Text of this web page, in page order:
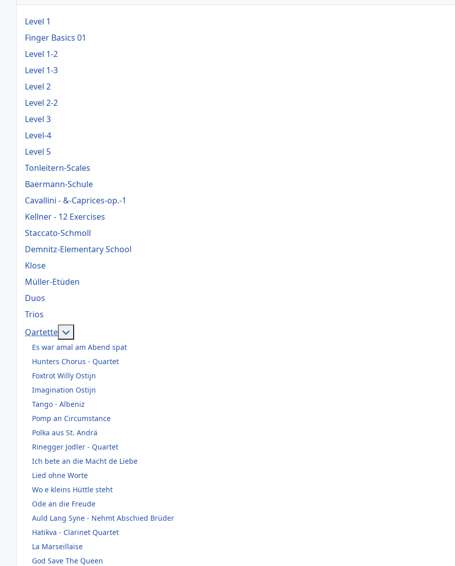
Level 1
Finger Basics 01
Level 1-2
Level 1-3
Level 2
Level 2-2
Level 3
Level-4
Level 5
Tonleitern-Scales
Baermann-Schule
Cavallini - &-Caprices-op.-1
Kellner - 12 Exercises
Staccato-Schmoll
Demnitz-Elementary School
Klose
Müller-Etüden
Duos
Trios
Qartette
Es war amal am Abend spat
Hunters Chorus - Quartet
Foxtrot Willy Ostijn
Imagination Ostijn
Tango - Albeniz
Pomp an Circumstance
Polka aus St. Andrä
Rinegger Jodler - Quartet
Ich bete an die Macht de Liebe
Lied ohne Worte
Wo e kleins Hüttle steht
Ode an die Freude
Auld Lang Syne - Nehmt Abschied Brüder
Hatikva - Clarinet Quartet
La Marseillaise
God Save The Queen